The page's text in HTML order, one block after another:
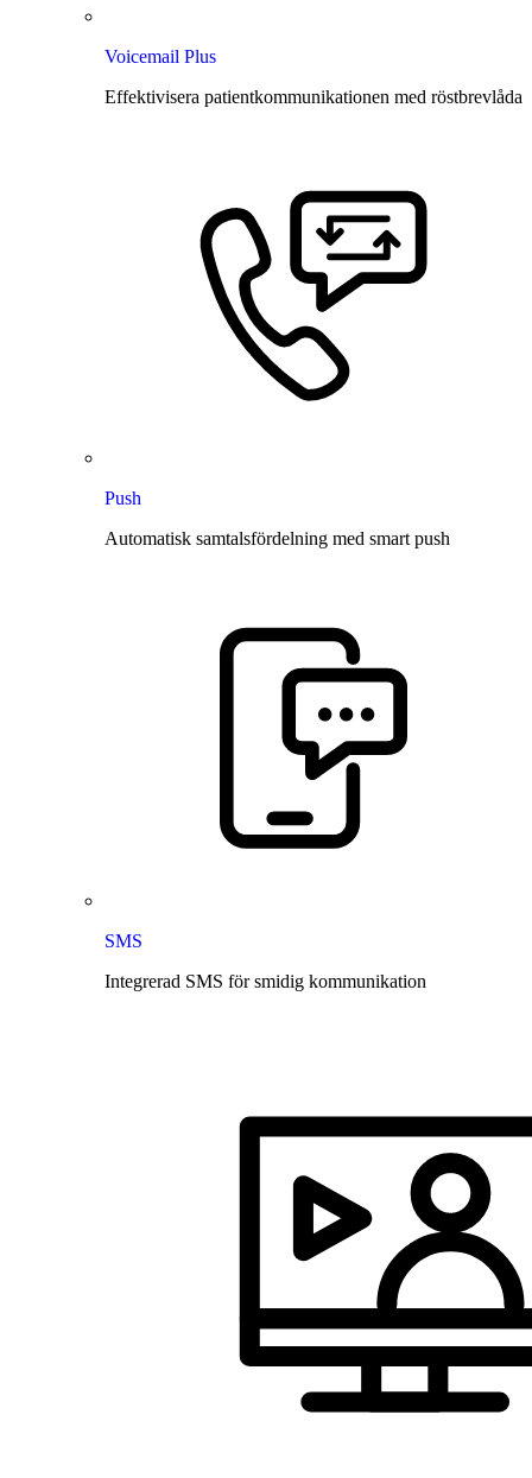
Voicemail Plus
Effektivisera patientkommunikationen med röstbrevlåda
Push
Automatisk samtalsfördelning med smart push
SMS
Integrerad SMS för smidig kommunikation